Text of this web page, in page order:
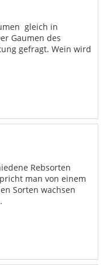
gleich in
Gaumen des
gefragt. Wein wird
Rebsorten
man von einem
Sorten wachsen